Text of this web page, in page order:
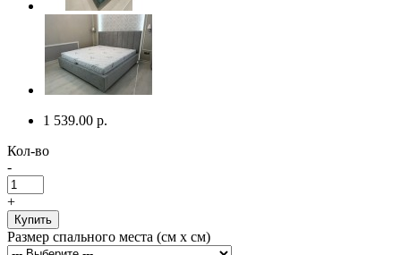
1 539.00 р.
Кол-во
-
+
Купить
Размер спального места (cм x см)